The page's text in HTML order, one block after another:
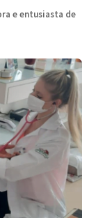
e entusiasta de